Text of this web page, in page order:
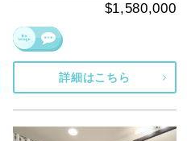
$1,580,000
詳細はこちら